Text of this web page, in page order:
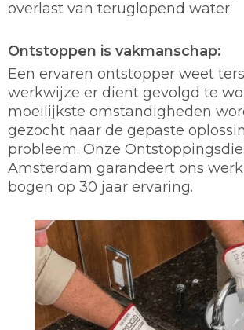
overlast van teruglopend water.
Ontstoppen is vakmanschap:
Een ervaren ontstopper weet
werkwijze er dient gevolgd te
moeilijkste omstandigheden
gezocht naar de gepaste
probleem. Onze
Amsterdam garandeert ons
bogen op 30 jaar ervaring.